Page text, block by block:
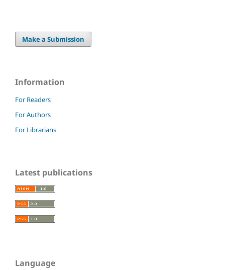
Make a Submission
Information
For Readers
For Authors
For Librarians
Latest publications
Language